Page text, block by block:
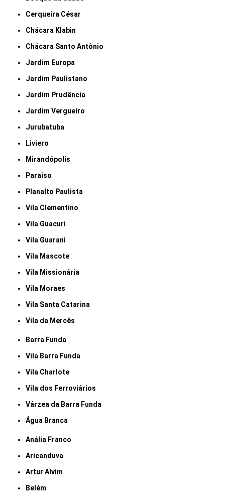
Cerqueira César
Chácara Klabin
Chácara Santo Antônio
Jardim Europa
Jardim Paulistano
Jardim Prudência
Jardim Vergueiro
Jurubatuba
Liviero
Mirandópolis
Paraiso
Planalto Paulista
Vila Clementino
Vila Guacuri
Vila Guarani
Vila Mascote
Vila Missionária
Vila Moraes
Vila Santa Catarina
Vila da Mercês
Barra Funda
Vila Barra Funda
Vila Charlote
Vila dos Ferroviários
Várzea da Barra Funda
Água Branca
Anália Franco
Aricanduva
Artur Alvim
Belém